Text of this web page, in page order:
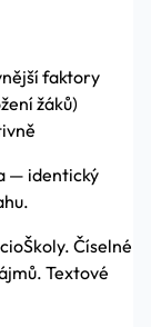
faktory
žáků)
— identický
Číselné
Textové